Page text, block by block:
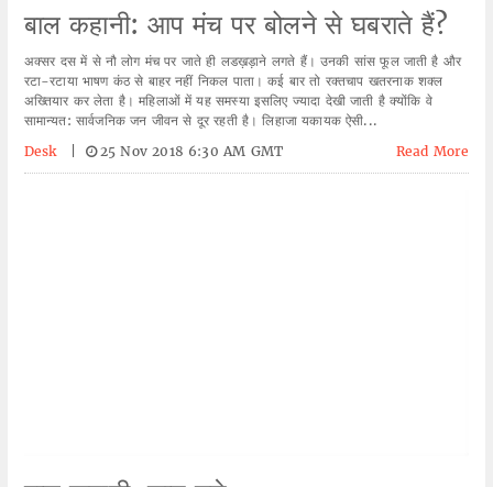
बाल कहानी: आप मंच पर बोलने से घबराते हैं?
अक्सर दस में से नौ लोग मंच पर जाते ही लडख़ड़ाने लगते हैं। उनकी सांस फूल जाती है और
रटा-रटाया भाषण कंठ से बाहर नहीं निकल पाता। कई बार तो रक्तचाप खतरनाक शक्ल
अख्तियार कर लेता है। महिलाओं में यह समस्या इसलिए ज्यादा देखी जाती है क्योंकि वे
सामान्यत: सार्वजनिक जन जीवन से दूर रहती है। लिहाजा यकायक ऐसी...
Desk
25 Nov 2018 6:30 AM GMT Read More